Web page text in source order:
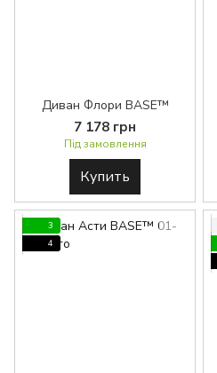
Диван Флори BASE™
7 178 грн
Під замовлення
Купить
3
4